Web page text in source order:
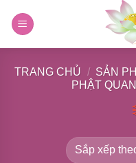
TRANG CHỦ / SẢN
PHẬT